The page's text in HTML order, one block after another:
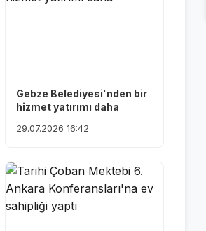
Gebze Belediyesi'nden bir
hizmet yatırımı daha
29.07.2026 16:42